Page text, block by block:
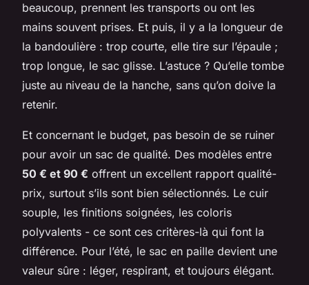
beaucoup, prennent les transports ou ont les
mains souvent prises. Et puis, il y a la longueur de
la bandoulière : trop courte, elle tire sur l’épaule ;
trop longue, le sac glisse. L’astuce ? Qu’elle tombe
juste au niveau de la hanche, sans qu’on doive la
retenir.
Et concernant le budget, pas besoin de se ruiner
pour avoir un sac de qualité. Des modèles entre
50 € et 90 € offrent un excellent rapport qualité-
prix, surtout s’ils sont bien sélectionnés. Le cuir
souple, les finitions soignées, les coloris
polyvalents - ce sont ces critères-là qui font la
différence. Pour l’été, le sac en paille devient une
valeur sûre : léger, respirant, et toujours élégant.